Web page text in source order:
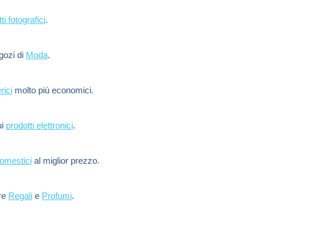
fotografici.
di Moda.
molto piú economici.
prodotti elettronici.
al miglior prezzo.
Regali e Profumi.